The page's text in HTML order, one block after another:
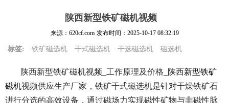
陕西新型铁矿磁机视频
来源：620cf.com 发布时间： 2025-10-17 08:32:19
标签: 铁矿磁选机 干式磁选机 干选磁选机 磁选机
陕西新型铁矿磁机视频_工作原理及价格_陕西新型铁矿
磁机视频供应生产厂家，铁矿干式磁选机是针对干燥铁矿石
进行分选的高效设备，通过磁场力实现磁性矿物与非磁性脉